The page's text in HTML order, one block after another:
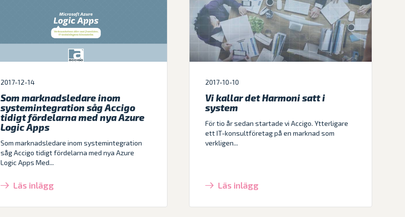
2017-12-14
Som marknadsledare inom
systemintegration såg Accigo
tidigt fördelarna med nya Azure
Logic Apps
Som marknadsledare inom systemintegration
såg Accigo tidigt fördelarna med nya Azure
Logic Apps Med...
Läs inlägg
2017-10-10
Vi kallar det Harmoni satt i
system
För tio år sedan startade vi Accigo. Ytterligare
ett IT-konsultföretag på en marknad som
verkligen...
Läs inlägg